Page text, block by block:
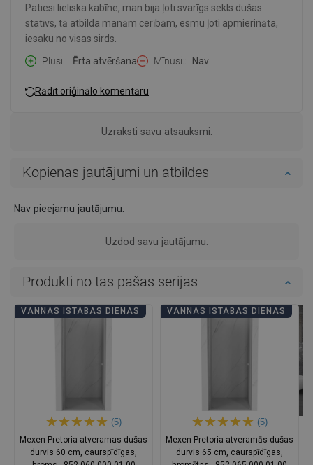
Patiesi lieliska kabīne, man bija ļoti svarīgs sekls dušas
statīvs, tā atbilda manām cerībām, esmu ļoti apmierināta,
iesaku no visas sirds.
Plusi:
Ērta atvēršana Mīnusi: Nav
Rādīt oriģinālo komentāru
Uzraksti savu atsauksmi.
Kopienas jautājumi un atbildes
Nav pieejamu jautājumu.
Uzdod savu jautājumu.
Produkti no tās pašas sērijas
VANNAS ISTABAS DIENAS
(5)
Mexen Pretoria atveramas dušas
durvis 60 cm, caurspīdīgas,
VANNAS ISTABAS DIENAS
(5)
Mexen Pretoria atveramās dušas
durvis 65 cm, caurspīdīgas,